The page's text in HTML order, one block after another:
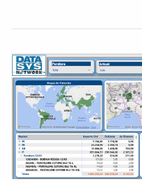
il
prezzo
giusto
al
momento
giusto